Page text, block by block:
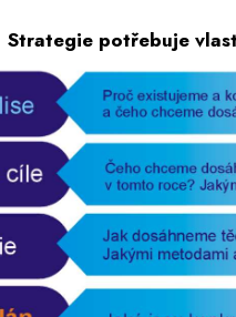
Strategie potřebuje